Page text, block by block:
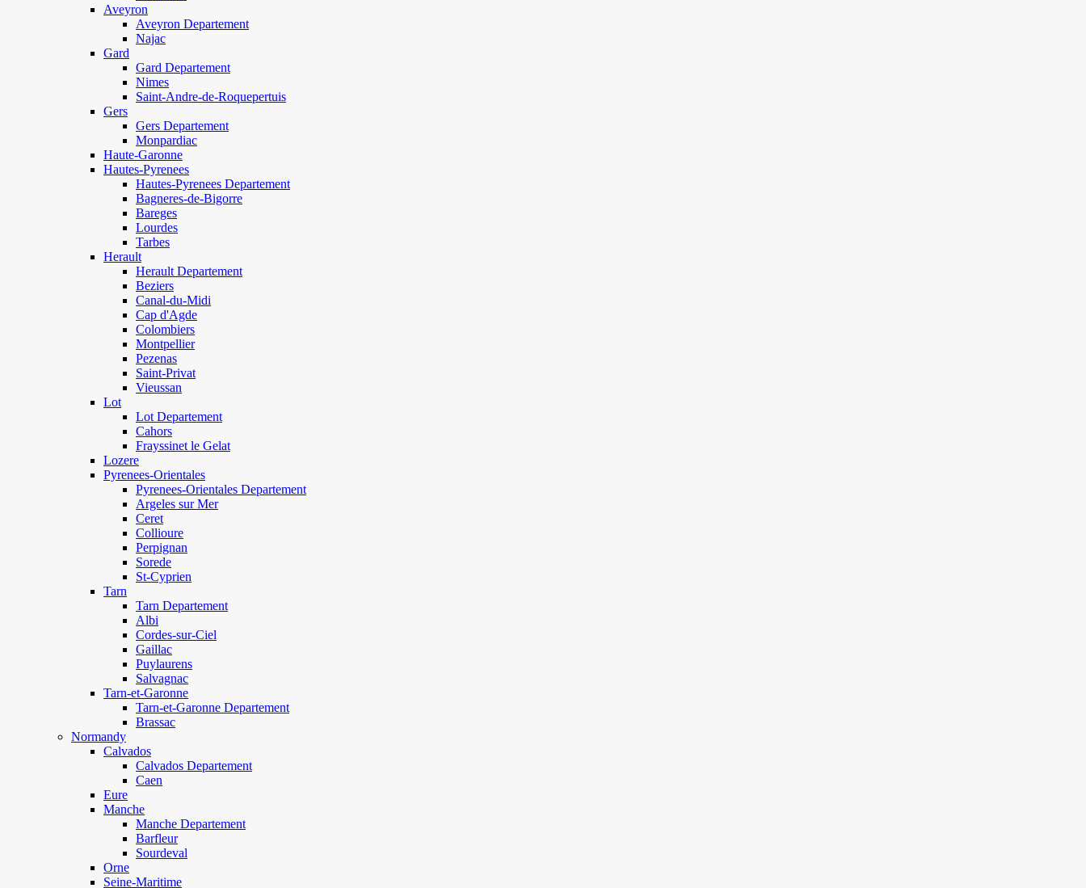
Aveyron
Aveyron Departement
Najac
Gard
Gard Departement
Nimes
Saint-Andre-de-Roquepertuis
Gers
Gers Departement
Monpardiac
Haute-Garonne
Hautes-Pyrenees
Hautes-Pyrenees Departement
Bagneres-de-Bigorre
Bareges
Lourdes
Tarbes
Herault
Herault Departement
Beziers
Canal-du-Midi
Cap d'Agde
Colombiers
Montpellier
Pezenas
Saint-Privat
Vieussan
Lot
Lot Departement
Cahors
Frayssinet le Gelat
Lozere
Pyrenees-Orientales
Pyrenees-Orientales Departement
Argeles sur Mer
Ceret
Collioure
Perpignan
Sorede
St-Cyprien
Tarn
Tarn Departement
Albi
Cordes-sur-Ciel
Gaillac
Puylaurens
Salvagnac
Tarn-et-Garonne
Tarn-et-Garonne Departement
Brassac
Normandy
Calvados
Calvados Departement
Caen
Eure
Manche
Manche Departement
Barfleur
Sourdeval
Orne
Seine-Maritime